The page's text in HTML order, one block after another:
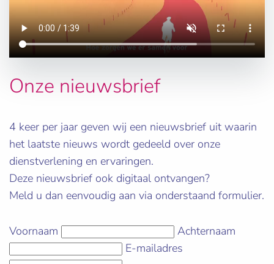
Onze nieuwsbrief
4 keer per jaar geven wij een nieuwsbrief uit waarin
het laatste nieuws wordt gedeeld over onze
dienstverlening en ervaringen.
Deze nieuwsbrief ook digitaal ontvangen?
Meld u dan eenvoudig aan via onderstaand formulier.
Voornaam
Achternaam
E-mailadres